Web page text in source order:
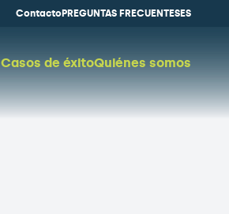
ContactoPREGUNTAS FRECUENTESES
Casos de éxitoQuiénes somos